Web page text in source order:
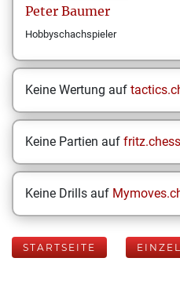
Peter Baumer
Hobbyschachspieler
Keine Wertung auf
Keine Partien auf
Keine Drills auf
STARTSEITE